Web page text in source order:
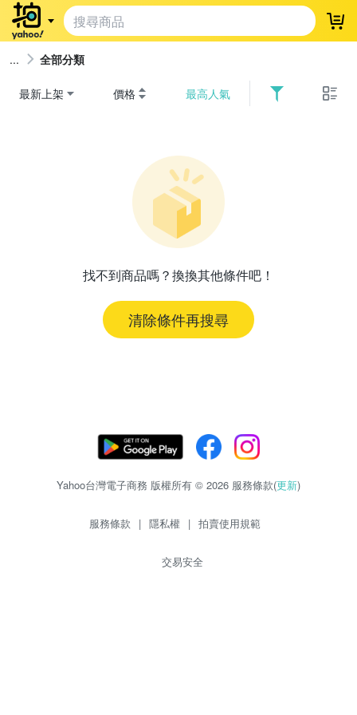
登
全部分類
最新上架 價格 最高人氣
找不到商品嗎？換換其他條件吧！
清除條件再搜尋
Yahoo台灣電子商務 版權所有 © 2026 服務條款(更新)
服務條款 | 隱私權 | 拍賣使用規範
交易安全